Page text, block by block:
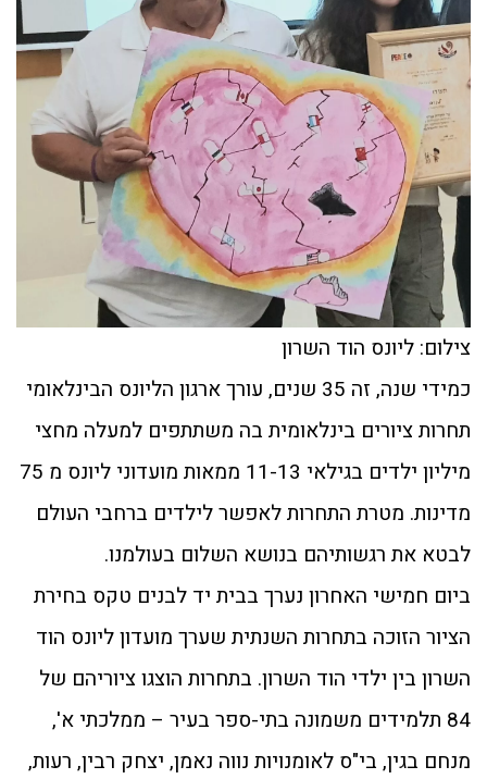
צילום: ליונס הוד השרון
כמידי שנה, זה 35 שנים, עורך ארגון הליונס הבינלאומי
תחרות ציורים בינלאומית בה משתתפים למעלה מחצי
מיליון ילדים בגילאי 11-13 ממאות מועדוני ליונס מ 75
מדינות. מטרת התחרות לאפשר לילדים ברחבי העולם
לבטא את רגשותיהם בנושא השלום בעולמנו.
ביום חמישי האחרון נערך בבית יד לבנים טקס בחירת
הציור הזוכה בתחרות השנתית שערך מועדון ליונס הוד
השרון בין ילדי הוד השרון. בתחרות הוצגו ציוריהם של
84 תלמידים משמונה בתי-ספר בעיר – ממלכתי א',
מנחם בגין, בי"ס לאומנויות נווה נאמן, יצחק רבין, רעות,